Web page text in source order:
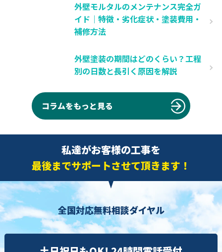
外壁モルタルのメンテナンス完全ガ
イド｜特徴・劣化症状・塗装費用・
補修方法
外壁塗装の期間はどのくらい？工程
別の日数と長引く原因を解説
コラムをもっと見る
私達がお客様の工事を
最後までサポートさせて頂きます！
全国対応無料相談ダイヤル